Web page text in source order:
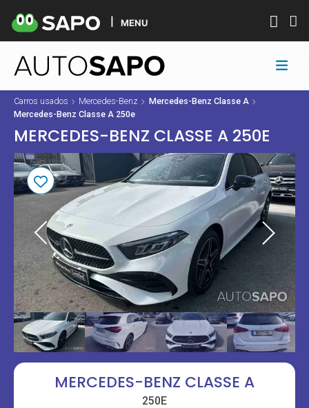
MENU
Carros usados Mercedes-Benz
Mercedes-Benz Classe A
Mercedes-Benz Classe A 250e
MERCEDES-BENZ CLASSE A 250E
MERCEDES-BENZ CLASSE A
250E